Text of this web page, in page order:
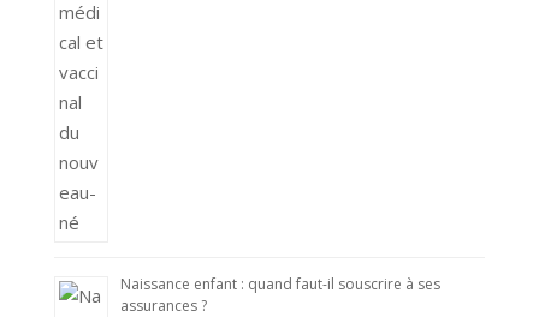
Naissance enfant : quand faut-il souscrire à ses
assurances ?